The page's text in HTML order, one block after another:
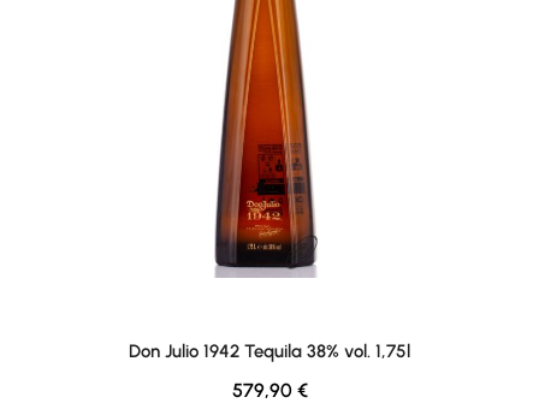
Don Julio 1942 Tequila 38% vol. 1,75l
Regular price:
579,90 €